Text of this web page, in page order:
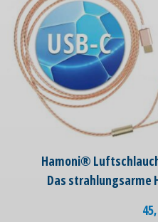
Hamoni®
Das strahlungsarme